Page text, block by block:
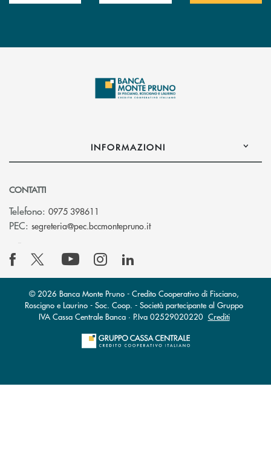
INFORMAZIONI
CONTATTI
Telefono: 0975 398611
PEC: segreteria@pec.bccmontepruno.it(si apre l’app di posta
© 2026 Banca Monte Pruno - Credito Cooperativo di Fisciano,
Roscigno e Laurino - Soc. Coop. - Società partecipante al Gruppo
IVA Cassa Centrale Banca · P.Iva 02529020220 Crediti